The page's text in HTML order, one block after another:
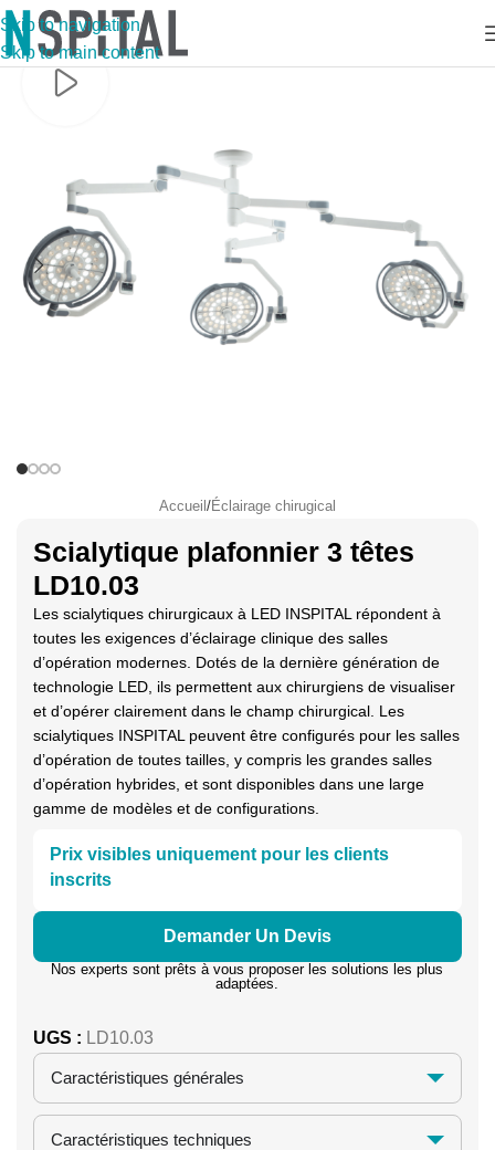
Skip to navigation
Skip to main content
Accueil /Éclairage chirugical
Scialytique plafonnier 3 têtes
LD10.03
Les scialytiques chirurgicaux à LED INSPITAL répondent à
toutes les exigences d’éclairage clinique des salles
d’opération modernes. Dotés de la dernière génération de
technologie LED, ils permettent aux chirurgiens de visualiser
et d’opérer clairement dans le champ chirurgical. Les
scialytiques INSPITAL peuvent être configurés pour les salles
d’opération de toutes tailles, y compris les grandes salles
d’opération hybrides, et sont disponibles dans une large
gamme de modèles et de configurations.
Prix visibles uniquement pour les clients
inscrits
Demander Un Devis
Nos experts sont prêts à vous proposer les solutions les plus
adaptées.
UGS : LD10.03
Caractéristiques générales
Caractéristiques techniques